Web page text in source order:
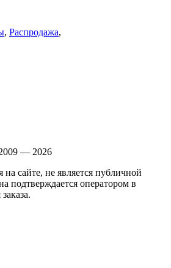
, Распродажа,
— 2026
сайте, не является публичной
подтверждается оператором в